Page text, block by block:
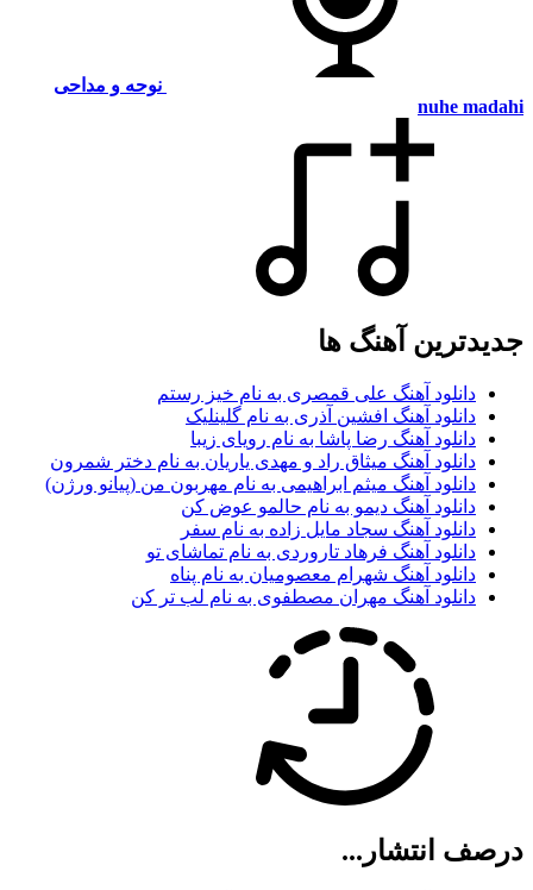
نوحه و مداحی
nuhe madahi
جدیدترین آهنگ ها
دانلود آهنگ علی قمصری به نام خیز رستم
دانلود آهنگ افشین آذری به نام گلینلیک
دانلود آهنگ رضا پاشا به نام رویای زیبا
دانلود آهنگ میثاق راد و مهدی یاریان به نام دختر شمرون
دانلود آهنگ میثم ابراهیمی به نام مهربون من (پیانو ورژن)
دانلود آهنگ دیمو به نام حالمو عوض کن
دانلود آهنگ سجاد مایل زاده به نام سفر
دانلود آهنگ فرهاد تاروردی به نام تماشای تو
دانلود آهنگ شهرام معصومیان به نام پناه
دانلود آهنگ مهران مصطفوی به نام لب تر کن
درصف انتشار...